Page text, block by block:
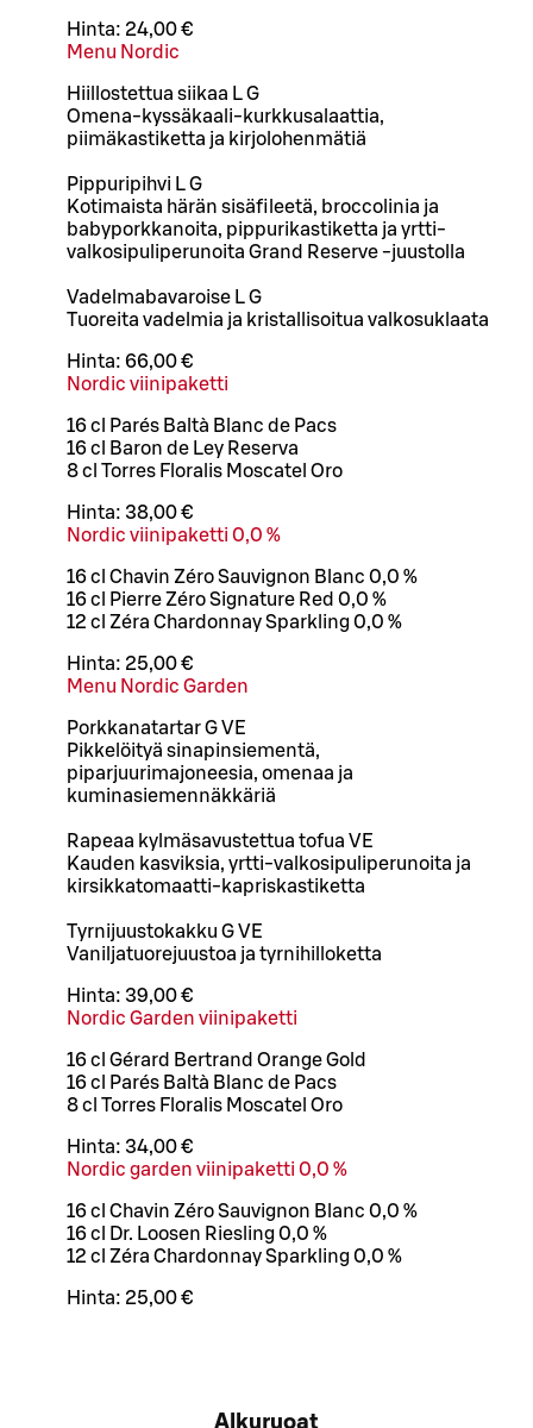
Hinta: 24,00 €
Menu Nordic
Hiillostettua siikaa L G
Omena-kyssäkaali-kurkkusalaattia,
piimäkastiketta ja kirjolohenmätiä
Pippuripihvi L G
Kotimaista härän sisäfileetä, broccolinia ja
babyporkkanoita, pippurikastiketta ja yrtti-
valkosipuliperunoita Grand Reserve -juustolla
Vadelmabavaroise L G
Tuoreita vadelmia ja kristallisoitua valkosuklaata
Hinta: 66,00 €
Nordic viinipaketti
16 cl Parés Baltà Blanc de Pacs
16 cl Baron de Ley Reserva
8 cl Torres Floralis Moscatel Oro
Hinta: 38,00 €
Nordic viinipaketti 0,0 %
16 cl Chavin Zéro Sauvignon Blanc 0,0 %
16 cl Pierre Zéro Signature Red 0,0 %
12 cl Zéra Chardonnay Sparkling 0,0 %
Hinta: 25,00 €
Menu Nordic Garden
Porkkanatartar G VE
Pikkelöityä sinapinsiementä,
piparjuurimajoneesia, omenaa ja
kuminasiemennäkkäriä
Rapeaa kylmäsavustettua tofua VE
Kauden kasviksia, yrtti-valkosipuliperunoita ja
kirsikkatomaatti-kapriskastiketta
Tyrnijuustokakku G VE
Vaniljatuorejuustoa ja tyrnihilloketta
Hinta: 39,00 €
Nordic Garden viinipaketti
16 cl Gérard Bertrand Orange Gold
16 cl Parés Baltà Blanc de Pacs
8 cl Torres Floralis Moscatel Oro
Hinta: 34,00 €
Nordic garden viinipaketti 0,0 %
16 cl Chavin Zéro Sauvignon Blanc 0,0 %
16 cl Dr. Loosen Riesling 0,0 %
12 cl Zéra Chardonnay Sparkling 0,0 %
Hinta: 25,00 €
Alkuruoat